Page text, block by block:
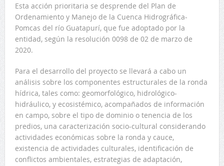
Esta acción prioritaria se desprende del Plan de
Ordenamiento y Manejo de la Cuenca Hidrográfica-
Pomcas del río Guatapurí, que fue adoptado por la
entidad, según la resolución 0098 de 02 de marzo de
2020.
Para el desarrollo del proyecto se llevará a cabo un
análisis sobre los componentes estructurales de la ronda
hídrica, tales como: geomorfológico, hidrológico-
hidráulico, y ecosistémico, acompañados de información
en campo, sobre el tipo de dominio o tenencia de los
predios, una caracterización socio-cultural considerando
actividades económicas sobre la ronda y cauce,
existencia de actividades culturales, identificación de
conflictos ambientales, estrategias de adaptación,